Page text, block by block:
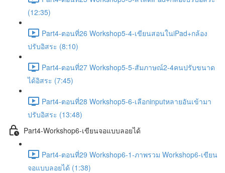
(12:35)
Part4-ตอนที่26 Workshop5-4-เขียนสอนในiPad+กล้อง
ปรับอิสระ (8:10)
Part4-ตอนที่27 Workshop5-5-สัมภาษณ์2-4คนปรับขนาด
ได้อิสระ (7:45)
Part4-ตอนที่28 Workshop5-6-เลือกinputหลายอันเข้ามา
ปรับอิสระ (13:48)
Part4-Workshop6-เขียนจอแบบลอยได้
Part4-ตอนที่29 Workshop6-1-ภาพรวม Workshop6-เขียน
จอแบบลอยได้ (1:38)